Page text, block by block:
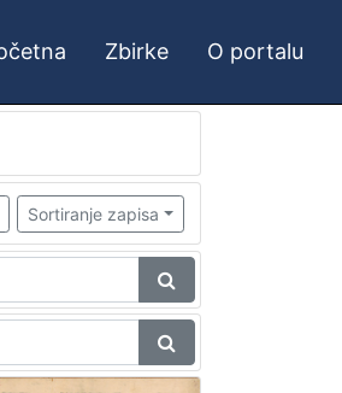
Zbirke O portalu
Sortiranje zapisa